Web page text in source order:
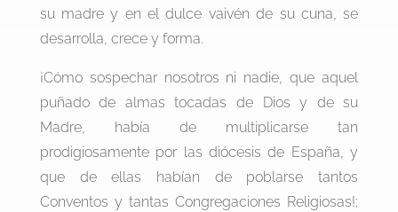
su madre y en el dulce vaivén de su cuna, se
desarrolla, crece y forma.
¡Cómo sospechar nosotros ni nadie, que aquel
puñado de almas tocadas de Dios y de su
Madre, había de multiplicarse tan
prodigiosamente por las diócesis de España, y
que de ellas habían de poblarse tantos
Conventos y tantas Congregaciones Religiosas!;